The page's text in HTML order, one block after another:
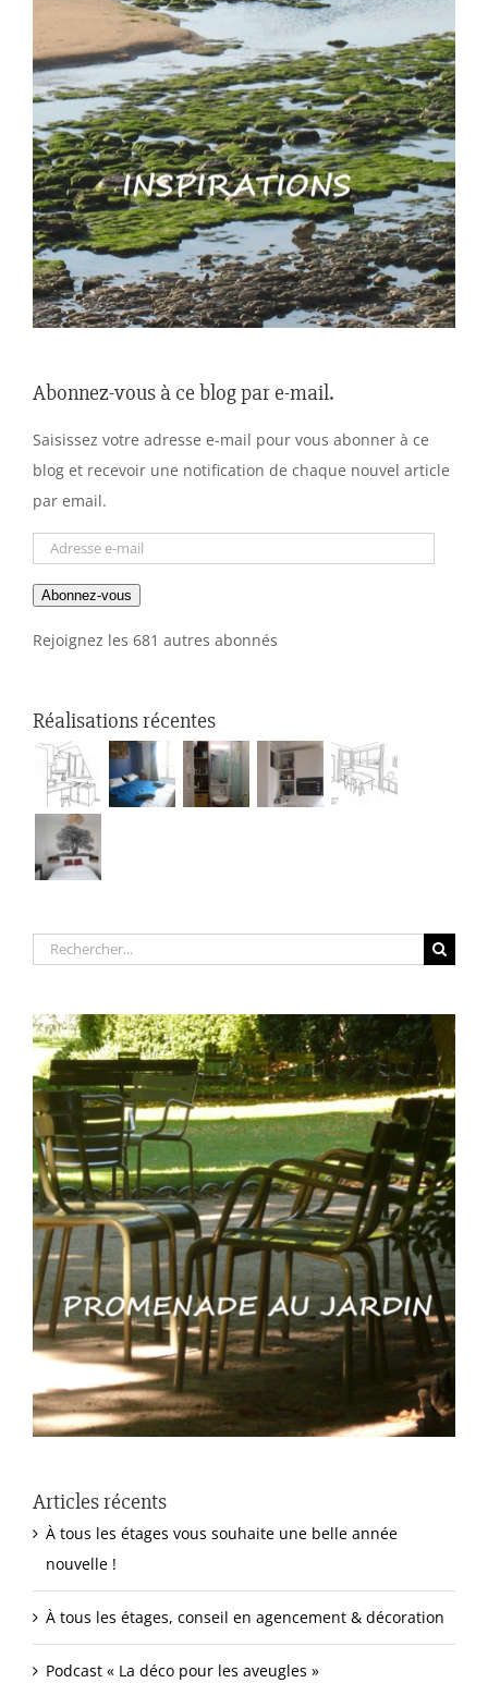
Abonnez-vous à ce blog par e-mail.
Saisissez votre adresse e-mail pour vous abonner à ce
blog et recevoir une notification de chaque nouvel article
par email.
Adresse
mail
Abonnez-vous
Rejoignez les 681 autres abonnés
Réalisations récentes
Rechercher:
Articles récents
À tous les étages vous souhaite une belle année
nouvelle !
À tous les étages, conseil en agencement & décoration
Podcast « La déco pour les aveugles »